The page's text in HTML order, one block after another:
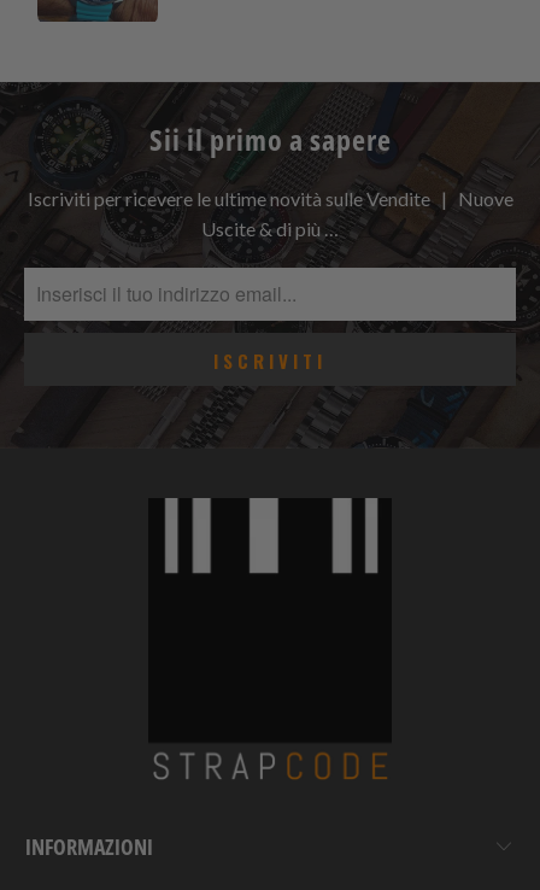
Sii il primo a sapere
Iscriviti per ricevere le ultime novità sulle Vendite | Nuove
Uscite & di più …
INFORMAZIONI